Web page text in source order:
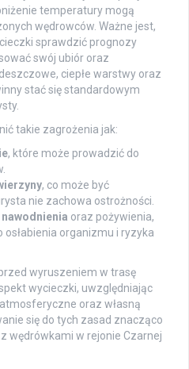
temperatury mogą
wędrowców. Ważne jest,
sprawdzić prognozy
swój ubiór oraz
ciepłe warstwy oraz
stać się standardowym
takie zagrożenia jak:
, które może prowadzić do
, co może być
nie zachowa ostrożności.
oraz pożywienia,
osłabienia organizmu i ryzyka
wyruszeniem w trasę
wycieczki, uwzględniając
oraz własną
się do tych zasad znacząco
wędrówkami w rejonie Czarnej